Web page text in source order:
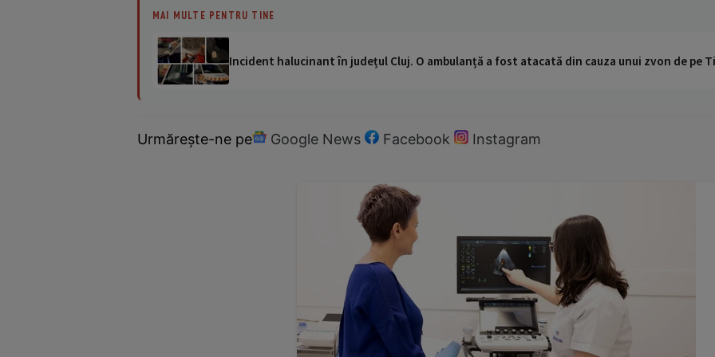
MAI MULTE PENTRU TINE
Incident halucinant în județul Cluj. O ambulanță a fost atacată din cauza unui zvon de pe
Urmărește-ne pe Google News Facebook Instagram